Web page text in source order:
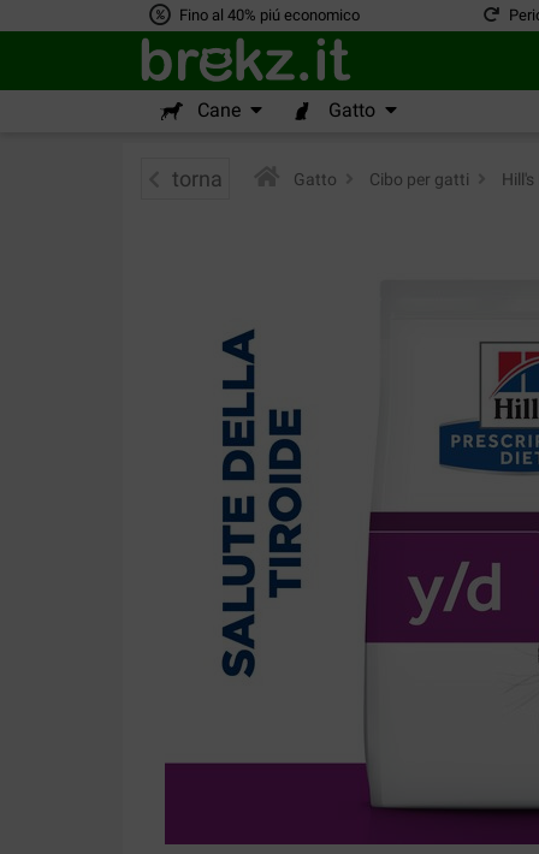
Fino al 40% piú economico
Cane Gatto
torna Gatto Cibo per gatti